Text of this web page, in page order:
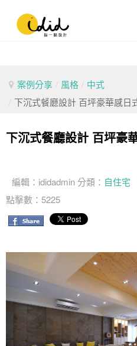
案例分享 / 風格 / 中式
/ 下沉式餐廳設計 百坪豪華感日
下沉式餐廳設計 百坪豪
編輯： ididadmin 分類： 自住宅
點擊數：5225